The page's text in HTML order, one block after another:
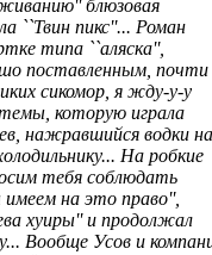
блюзовая
``Твин пикс''... Роман
типа ``аляска'',
поставленным, почти
сикомор, я жду-у-у
которую играла
нажравшийся водки на
На робкие
тебя соблюдать
на это право'',
хуиры'' и продолжал
Вообще Усов и